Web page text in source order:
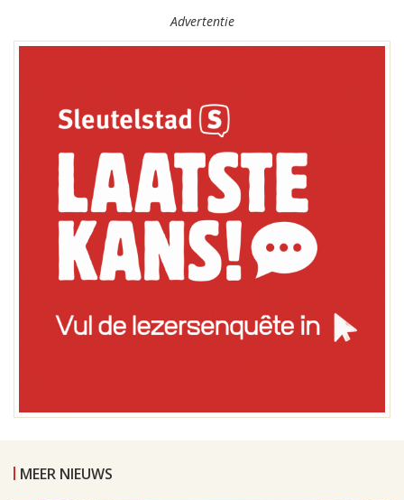
Advertentie
MEER NIEUWS